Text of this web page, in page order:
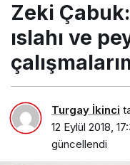
Zeki
ıslahı ve
Turgay İkinci
12 Eylül 2018,
güncellendi